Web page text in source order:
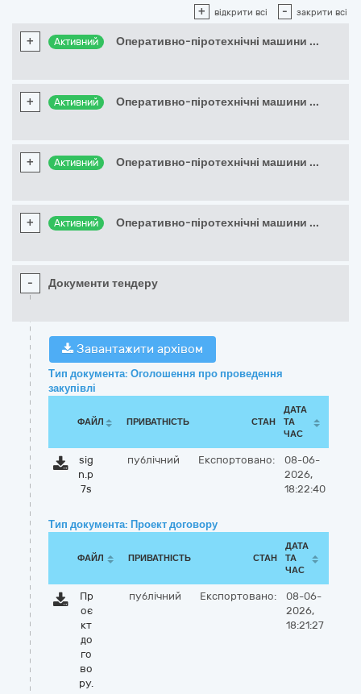
+ відкрити всі - закрити всі
+ Активний Оперативно-піротехнічні машини ...
+ Активний Оперативно-піротехнічні машини ...
+ Активний Оперативно-піротехнічні машини ...
+ Активний Оперативно-піротехнічні машини ...
- Документи тендеру
Завантажити архівом
Тип документа: Оголошення про проведення
закупівлі
ФАЙЛ ПРИВАТНІСТЬ СТАН
ДАТА
ТА
ЧАС
sig
n.p
7s
публічний Експортовано:
08-06-
2026,
18:22:40
Тип документа: Проект договору
ФАЙЛ ПРИВАТНІСТЬ СТАН
ДАТА
ТА
ЧАС
Пр
оє
кт
до
го
во
ру.
публічний Експортовано:
08-06-
2026,
18:21:27